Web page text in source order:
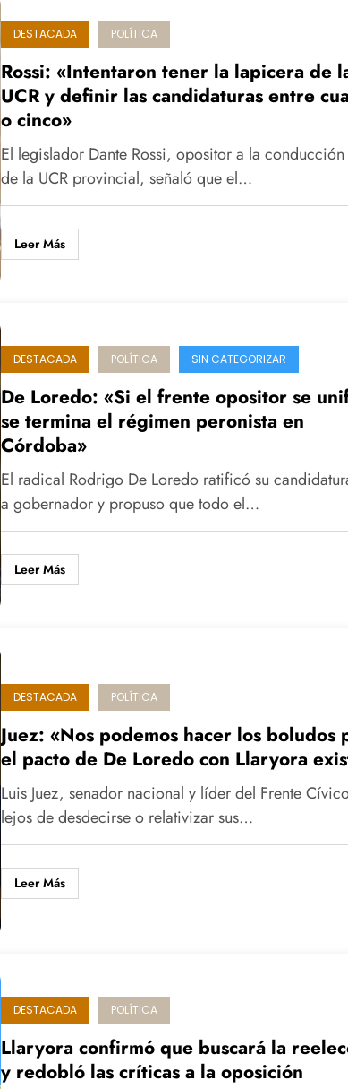
DESTACADA POLÍTICA
Rossi: «Intentaron tener la lapicera de
UCR y definir las candidaturas entre
o cinco»
El legislador Dante Rossi, opositor a la conducción
de la UCR provincial, señaló que el…
Leer Más
DESTACADA POLÍTICA SIN CATEGORIZAR
De Loredo: «Si el frente opositor se
se termina el régimen peronista en
Córdoba»
El radical Rodrigo De Loredo ratificó su
a gobernador y propuso que todo el…
Leer Más
DESTACADA POLÍTICA
Juez: «Nos podemos hacer los boludos
el pacto de De Loredo con Llaryora
Luis Juez, senador nacional y líder del Frente
lejos de desdecirse o relativizar sus…
Leer Más
DESTACADA POLÍTICA
Llaryora confirmó que buscará la
y redobló las críticas a la oposición